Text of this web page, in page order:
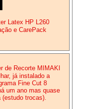
Latex HP L260
e CarePack
de Recorte MIMAKI
já instalado a
Fine Cut 8
um ano mas quase
trocas).